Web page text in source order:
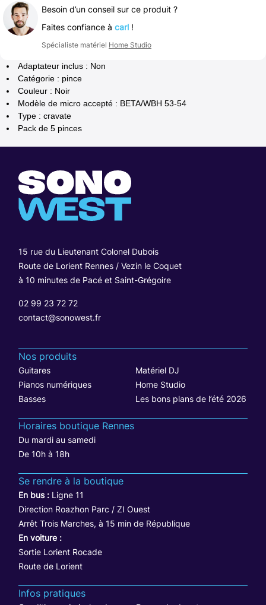
Besoin d’un conseil sur ce produit ?
Faites confiance à carl !
Spécialiste matériel Home Studio
Adaptateur inclus : Non
Catégorie : pince
Couleur : Noir
Modèle de micro accepté : BETA/WBH 53-54
Type : cravate
Pack de 5 pinces
15 rue du Lieutenant Colonel Dubois
Route de Lorient Rennes / Vezin le Coquet
à 10 minutes de Pacé et Saint-Grégoire
02 99 23 72 72
contact@sonowest.fr
Nos produits
Guitares
Matériel DJ
Pianos numériques
Home Studio
Basses
Les bons plans de l’été 2026
Horaires boutique Rennes
Du mardi au samedi
De 10h à 18h
Se rendre à la boutique
En bus : Ligne 11
Direction Roazhon Parc / ZI Ouest
Arrêt Trois Marches, à 15 min de République
En voiture :
Sortie Lorient Rocade
Route de Lorient
Infos pratiques